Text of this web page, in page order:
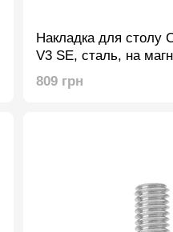
Накладка для столу
V3 SE, сталь, на
235X235mm, оригінал
809 грн